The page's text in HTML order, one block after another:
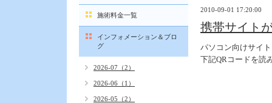
2010-09-01 17:20:00
携帯サイト
パソコン向けサイ
下記QRコードを読
施術料金一覧
インフォメーション＆ブロ
グ
2026-07（2）
2026-06（1）
2026-05（2）